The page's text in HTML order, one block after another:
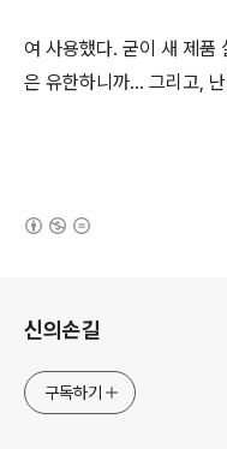
여 사용했다. 굳이 새 제품
은 유한하니까... 그리고,
신의손길
구독하기